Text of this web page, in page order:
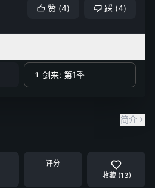
赞 (4) 踩 (4)
1 剑来: 第1季
简介
评分
收藏 (13)